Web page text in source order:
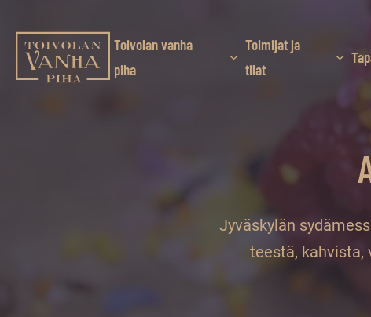
sisältöön
Toivolan vanha piha
Toivolan vanha
piha
Toimijat ja
tilat
Jyväskylän
teestä,